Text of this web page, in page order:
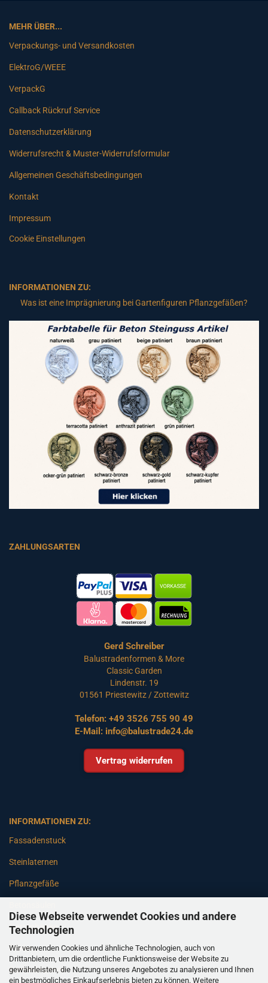
Diese Webseite verwendet Cookies und andere
Technologien
Wir verwenden Cookies und ähnliche Technologien, auch von
Drittanbietern, um die ordentliche Funktionsweise der Website zu
gewährleisten, die Nutzung unseres Angebotes zu analysieren und Ihnen
ein bestmögliches Einkaufserlebnis bieten zu können. Weitere
MEHR ÜBER...
Verpackungs- und Versandkosten
ElektroG/WEEE
VerpackG
Callback Rückruf Service
Datenschutzerklärung
Widerrufsrecht & Muster-Widerrufsformular
Allgemeinen Geschäftsbedingungen
Kontakt
Impressum
Cookie Einstellungen
INFORMATIONEN ZU:
Was ist eine Imprägnierung bei Gartenfiguren Pflanzgefäßen?
ZAHLUNGSARTEN
Gerd Schreiber
Balustradenformen & More
Classic Garden
Lindenstr. 19
01561 Priestewitz / Zottewitz
Telefon: +49 3526 755 90 49
E-Mail: info@balustrade24.de
Vertrag widerrufen
INFORMATIONEN ZU:
Fassadenstuck
Steinlaternen
Pflanzgefäße
Gartenbänke
Pfeiler
Gartenbrunnen